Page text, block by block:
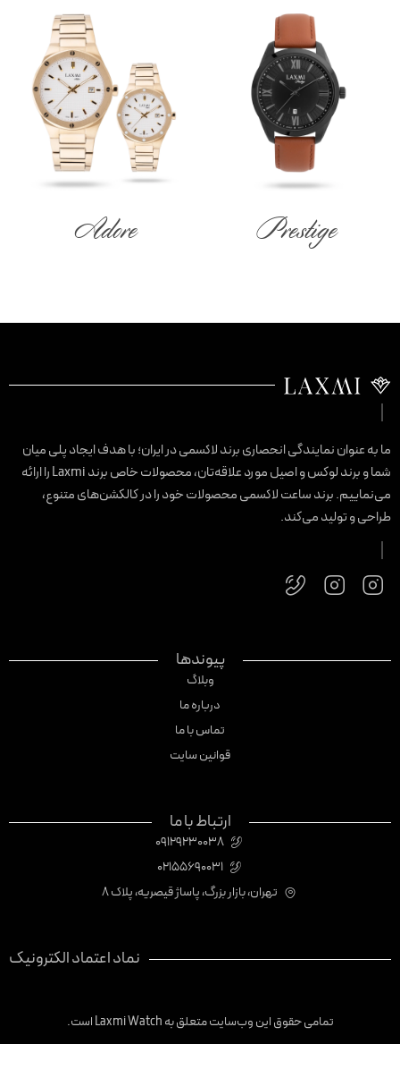
Prestige
Adore
به عنوان نمایندگی انحصاری برند لاکسمی در ایران؛ با هدف ایجاد پلی میان
شما و برند لوکس و اصیل مورد علاقه‌تان، محصولات خاص برند Laxmi را ارائه
برند ساعت لاکسمی محصولات خود را در کالکشن‌های متنوع،
و تولید می‌کند.
پیوندها
وبلاگ
درباره ما
تماس با ما
قوانین سایت
ارتباط با ما
09129230038
02155690031
تهران، بازار بزرگ، پاساژ قیصریه، پلاک 8
نماد اعتماد الکترونیک
تمامی حقوق این وب‌سایت متعلق به Laxmi Watch است.